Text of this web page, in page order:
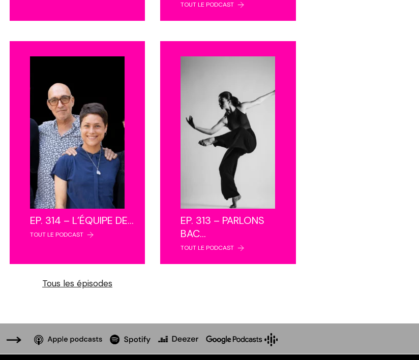
TOUT LE PODCAST
EP. 314 – L’ÉQUIPE DE…
TOUT LE PODCAST
EP. 313 – PARLONS
BAC…
TOUT LE PODCAST
Tous les épisodes